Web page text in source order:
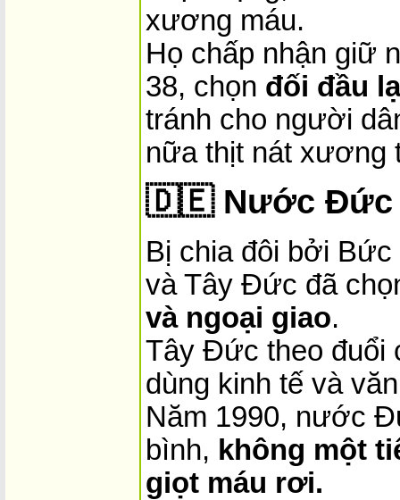
xương máu.
Họ chấp nhận giữ
38, chọn đối đầu
tránh cho người
nữa thịt nát xương
🇩🇪 Nước Đức
Bị chia đôi bởi
và Tây Đức đã
và ngoại giao.
Tây Đức theo đuổi
dùng kinh tế và
Năm 1990, nước
bình, không một
giọt máu rơi.